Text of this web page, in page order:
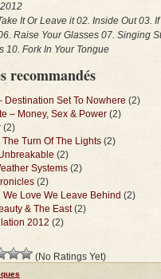
It Or Leave it 02. Inside Out 03.
Raise Your Glasses 07. Singing
10. Fork In Your Tongue
recommandés
Destination Set To Nowhere (2)
– Money, Sex & Power (2)
(2)
Turn Of The Lights (2)
(2)
Systems (2)
(2)
We Love We Leave Behind (2)
& The East(2)
2012 (2)
(No Ratings Yet)